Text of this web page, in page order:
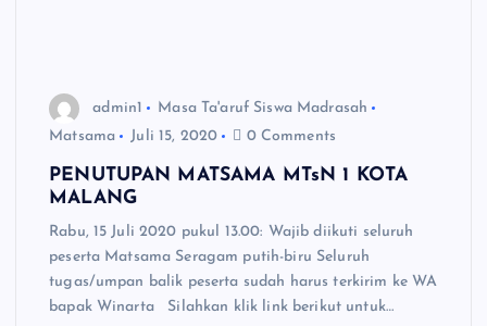
admin1
Masa Ta'aruf Siswa Madrasah
Matsama
Juli 15, 2020 0 Comments
PENUTUPAN MATSAMA MTsN 1 KOTA
MALANG
Rabu, 15 Juli 2020 pukul 13.00: Wajib diikuti seluruh
peserta Matsama Seragam putih-biru Seluruh
tugas/umpan balik peserta sudah harus terkirim ke WA
bapak Winarta Silahkan klik link berikut untuk…